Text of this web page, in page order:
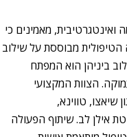
מאמינים כי
מבוססת על שילוב
ביניהן הוא המפתח
הצוות המקצועי
שיאצו, טווינא,
אילן לב. שיתוף הפעולה